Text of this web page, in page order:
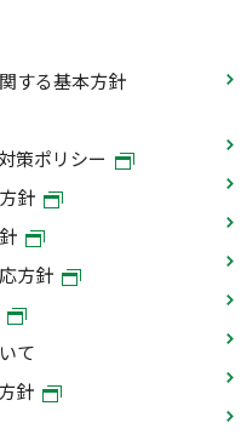
する基本方針
策ポリシー
針
方針
て
針